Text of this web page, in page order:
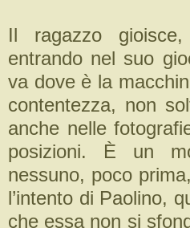
Il ragazzo
entrando nel suo
va dove è la
contentezza, non
anche nelle
posizioni. È un
nessuno, poco
l’intento di Paolino,
che essa non si